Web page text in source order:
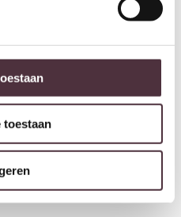
toestaan